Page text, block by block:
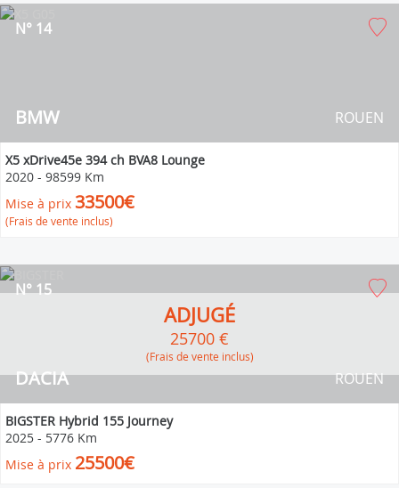
BMW
N° 14
ROUEN
X5 xDrive45e 394 ch BVA8 Lounge
2020 - 98599 Km
Mise à prix 33500€
(Frais de vente inclus)
DACIA
N° 15
ROUEN
ADJUGÉ
25700 €
(Frais de vente inclus)
BIGSTER Hybrid 155 Journey
2025 - 5776 Km
Mise à prix 25500€